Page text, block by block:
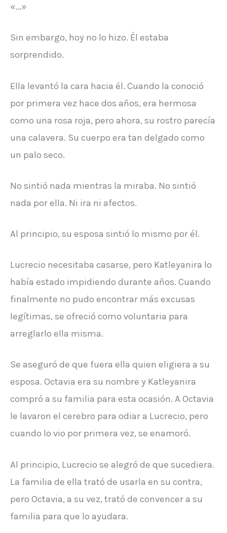
«…»
Sin embargo, hoy no lo hizo. Él estaba
sorprendido.
Ella levantó la cara hacia él. Cuando la conoció
por primera vez hace dos años, era hermosa
como una rosa roja, pero ahora, su rostro parecía
una calavera. Su cuerpo era tan delgado como
un palo seco.
No sintió nada mientras la miraba. No sintió
nada por ella. Ni ira ni afectos.
Al principio, su esposa sintió lo mismo por él.
Lucrecio necesitaba casarse, pero Katleyanira lo
había estado impidiendo durante años. Cuando
finalmente no pudo encontrar más excusas
legítimas, se ofreció como voluntaria para
arreglarlo ella misma.
Se aseguró de que fuera ella quien eligiera a su
esposa. Octavia era su nombre y Katleyanira
compró a su familia para esta ocasión. A Octavia
le lavaron el cerebro para odiar a Lucrecio, pero
cuando lo vio por primera vez, se enamoró.
Al principio, Lucrecio se alegró de que sucediera.
La familia de ella trató de usarla en su contra,
pero Octavia, a su vez, trató de convencer a su
familia para que lo ayudara.